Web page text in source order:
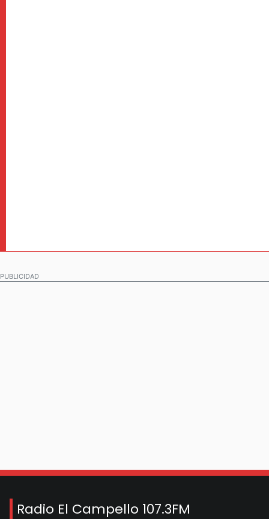
PUBLICIDAD
Radio El Campello 107.3FM